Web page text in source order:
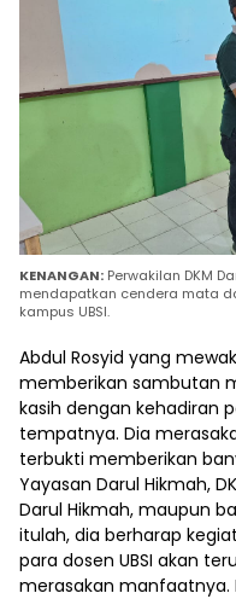
KENANGAN: Perwakilan DKM
mendapatkan cendera mata
kampus UBSI.
Abdul Rosyid yang
memberikan sambutan
kasih dengan kehadiran
tempatnya. Dia
terbukti memberikan
Yayasan Darul Hikmah,
Darul Hikmah, maupun
itulah, dia berharap
para dosen UBSI akan
merasakan